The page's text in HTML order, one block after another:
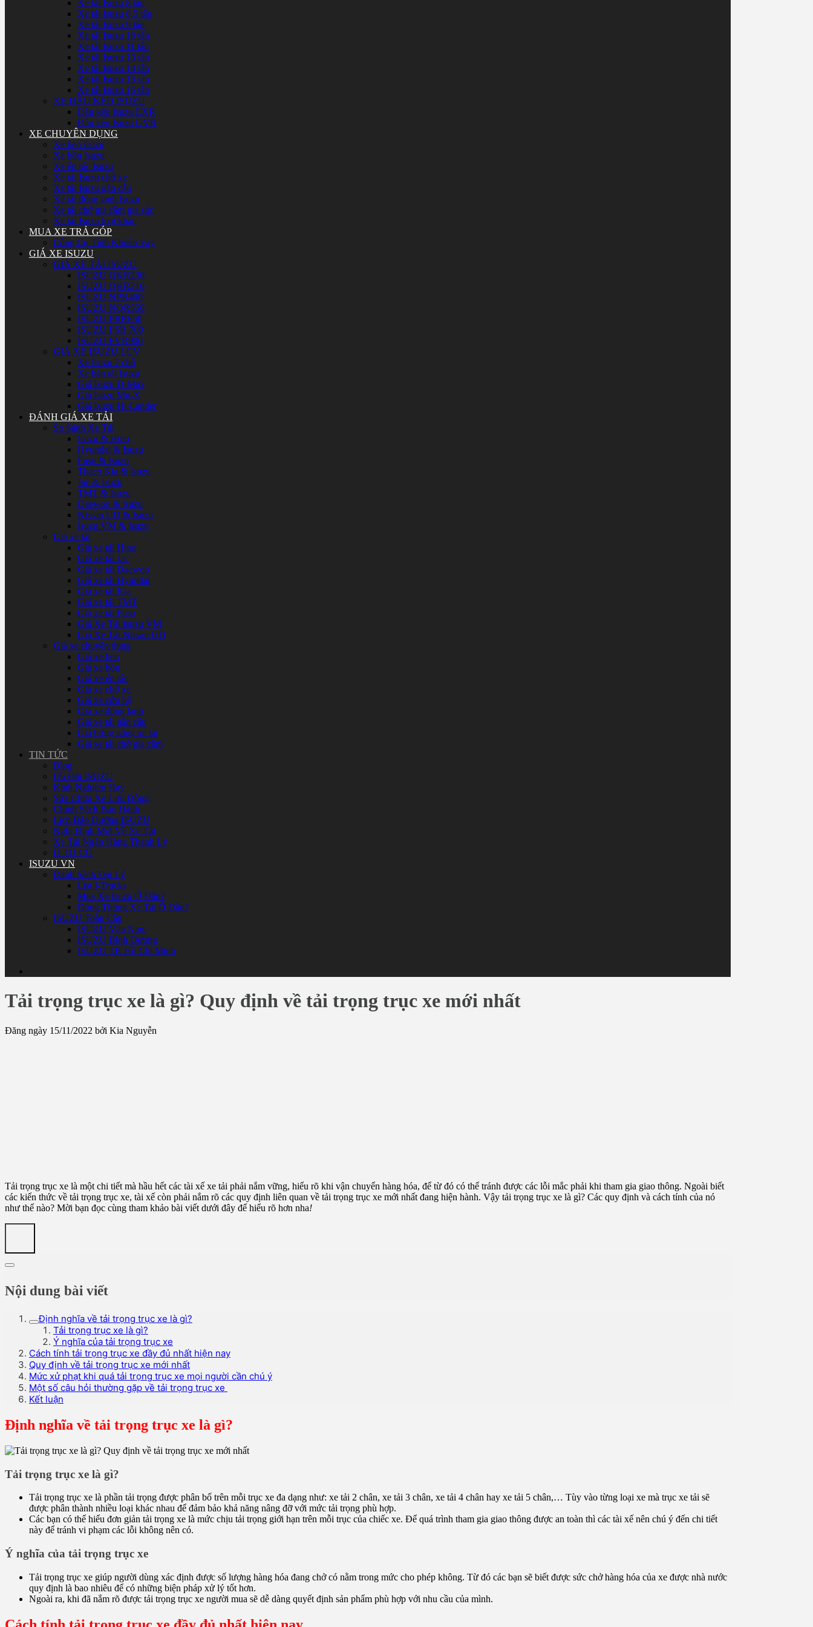
Xe tải Isuzu 8 tấn
Xe tải Isuzu 8.5 tấn
Xe tải Isuzu 9 tấn
Xe tải Isuzu 10 tấn
Xe tải Isuzu 11 tấn
Xe tải Isuzu 13 tấn
Xe tải Isuzu 14 tấn
Xe tải Isuzu 15 tấn
Xe tải Isuzu 16 tấn
XE ĐẦU KÉO ISUZU
Đầu kéo Isuzu EXR
Đầu kéo Isuzu GVR
XE CHUYÊN DỤNG
Xe ben Isuzu
Xe bồn Isuzu
Xe ép rác Isuzu
Xe tải Isuzu chở xe
Xe tải Isuzu gắn cẩu
Xe tải đông lạnh Isuzu
Xe tải chở gia cầm gia súc
Xe tải Isuzu loại khác
MUA XE TRẢ GÓP
Công Cụ Tính Khoản Vay
GIÁ XE ISUZU
GIÁ XE TẢI ISUZU
ISUZU QKR230
ISUZU QKR210
ISUZU NPR400
ISUZU NQR550
ISUZU FRR650
ISUZU FSR 700
ISUZU FVR900
GIÁ XE ISUZU LCV
Xe Isuzu 7 chổ
Xe bán tải Isuzu
Giá Isuzu D-Max
Giá Isuzu Mu-X
Giá Isuzu Hi-Lander
ĐÁNH GIÁ XE TẢI
So Sánh Xe Tải
Isuzu & Hino
Hyundai & Isuzu
Fuso & Isuzu
Thaco Kia & Isuzu
Jac & Isuzu
TMT & Isuzu
Daewoo & Isuzu
Nissan UD & Isuzu
Isuzu VM & Isuzu
Giá xe tải
Giá xe tải Hino
Giá xe tải Jac
Giá xe tải Daewoo
Giá xe tải Hyundai
Giá xe tải Kia
Giá xe tải TMT
Giá xe tải Fuso
Giá Xe Tải Isuzu VM
Giá Xe Tải Nissan UD
Giá xe chuyên dụng
Giá xe ben
Giá xe bồn
Giá xe ép rác
Giá xe chở xe
Giá xe cứu hộ
Giá xe đông lạnh
Giá xe tải gắn cẩu
Giá bửng nâng xe tải
Giá xe tải chở gia cầm
TIN TỨC
Blog
Ưu Đãi ISUZU
Kinh Nghiệm Hay
Sửa Chữa Xe Lưu Động
Chính Sách Bảo Hành
Lịch Bảo Dưỡng ISUZU
Nghị Định Mới Về Xe Tải
Xe Tải Ngân Hàng Thanh Lý
Ô TÔ CŨ
ISUZU VN
Danh Sách Đại Lý
List I-Trucks
Mua Xe Isuzu Ở Đâu?
Đóng Thùng Xe Tải Ở Đâu?
ISUZU Toàn Cầu
ISUZU Vân Nam
ISUZU Bình Dương
ISUZU TP. Hồ Chí Minh
Tải trọng trục xe là gì? Quy định về tải trọng trục xe mới nhất
Đăng ngày 15/11/2022 bởi Kia Nguyễn
Tải trọng trục xe là một chi tiết mà hầu hết các tài xế xe tải phải nắm vững, hiểu rõ khi vận chuyển hàng hóa, để từ đó có thể tránh được các lỗi mắc phải khi tham gia giao thông. Ngoài biết
các kiến thức về tải trọng trục xe, tài xế còn phải nắm rõ các quy định liên quan về tải trọng trục xe mới nhất đang hiện hành. Vậy tải trọng trục xe là gì? Các quy định và cách tính của nó
như thế nào? Mời bạn đọc cùng tham khảo bài viết dưới đây để hiểu rõ hơn nha!
Nội dung bài viết
Định nghĩa về tải trọng trục xe là gì?
Tải trọng trục xe là gì?
Ý nghĩa của tải trọng trục xe
Cách tính tải trọng trục xe đầy đủ nhất hiện nay
Quy định về tải trọng trục xe mới nhất
Mức xử phạt khi quá tải trọng trục xe mọi người cần chú ý
Một số câu hỏi thường gặp về tải trọng trục xe
Kết luận
Định nghĩa về tải trọng trục xe là gì?
Tải trọng trục xe là gì?
Tải trọng trục xe là phần tải trọng được phân bố trên mỗi trục xe đa dạng như: xe tải 2 chân, xe tải 3 chân, xe tải 4 chân hay xe tải 5 chân,… Tùy vào từng loại xe mà trục xe tải sẽ
được phân thành nhiều loại khác nhau để đảm bảo khả năng nâng đỡ với mức tải trọng phù hợp.
Các bạn có thể hiểu đơn giản tải trọng xe là mức chịu tải trọng giới hạn trên mỗi trục của chiếc xe. Để quá trình tham gia giao thông được an toàn thì các tài xế nên chú ý đến chi tiết
này để tránh vi phạm các lỗi không nên có.
Ý nghĩa của tải trọng trục xe
Tải trọng trục xe giúp người dùng xác định được số lượng hàng hóa đang chở có nằm trong mức cho phép không. Từ đó các bạn sẽ biết được sức chở hàng hóa của xe được nhà nước
quy định là bao nhiêu để có những biện pháp xử lý tốt hơn.
Ngoài ra, khi đã nắm rõ được tải trọng trục xe người mua sẽ dễ dàng quyết định sản phẩm phù hợp với nhu cầu của mình.